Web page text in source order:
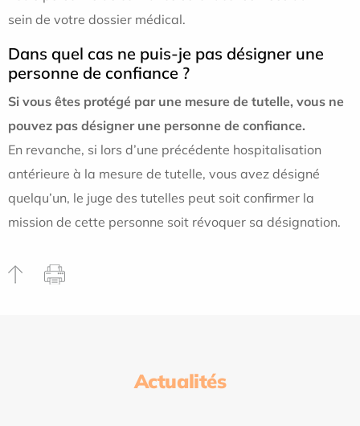
sein de votre dossier médical.
Dans quel cas ne puis-je pas désigner une
personne de confiance ?
Si vous êtes protégé par une mesure de tutelle, vous ne
pouvez pas désigner une personne de confiance.
En revanche, si lors d’une précédente hospitalisation
antérieure à la mesure de tutelle, vous avez désigné
quelqu’un, le juge des tutelles peut soit confirmer la
mission de cette personne soit révoquer sa désignation.
Actualités